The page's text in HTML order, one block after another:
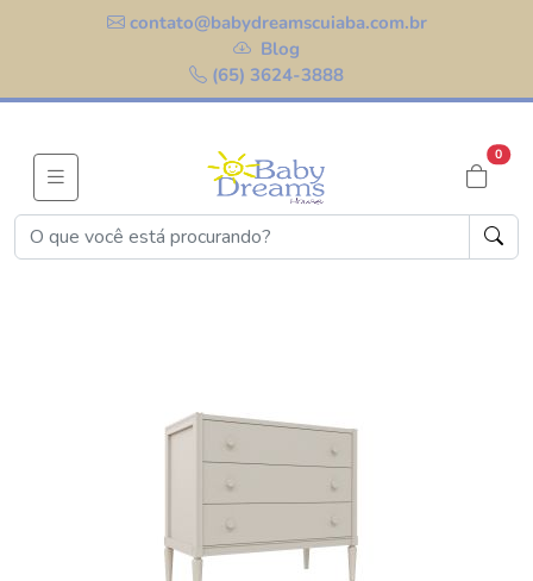
contato@babydreamscuiaba.com.br
Blog
(65) 3624-3888
0